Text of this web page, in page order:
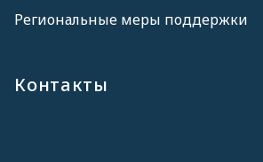
Региональные меры поддержки
Контакты